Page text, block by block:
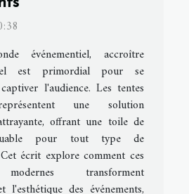
événementiel, accroître
est primordial pour se
l'audience. Les tentes
une solution
offrant une toile de
pour tout type de
écrit explore comment ces
transforment
l'esthétique des événements,